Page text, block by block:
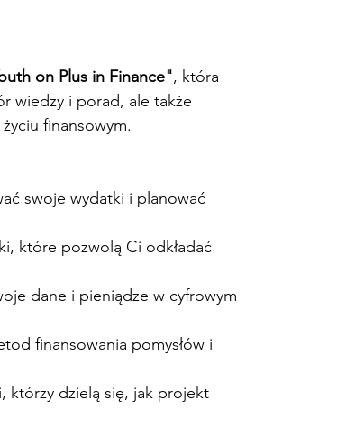
on Plus in Finance", która
wiedzy i porad, ale także
finansowym.
swoje wydatki i planować
które pozwolą Ci odkładać
dane i pieniądze w cyfrowym
finansowania pomysłów i
którzy dzielą się, jak projekt